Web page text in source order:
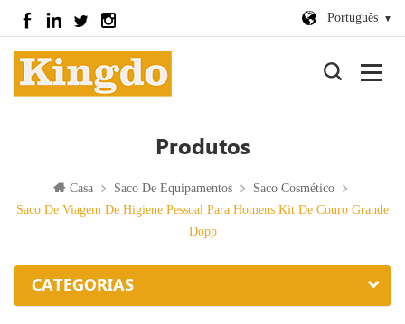
Português
Produtos
Casa Saco De Equipamentos
Saco Cosmético
Saco De Viagem De Higiene Pessoal Para Homens Kit De Couro Grande
Dopp
CATEGORIAS